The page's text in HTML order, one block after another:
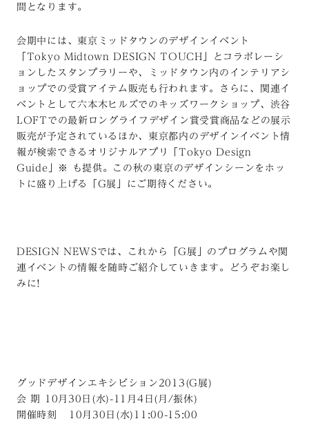
間となります。
会期中には、東京ミッドタウンのデザインイベント
「Tokyo Midtown DESIGN TOUCH」とコラボレーシ
ョンしたスタンプラリーや、ミッドタウン内のインテリアシ
ョップでの受賞アイテム販売も行われます。さらに、関連イ
ベントとして六本木ヒルズでのキッズワークショップ、渋谷
LOFTでの最新ロングライフデザイン賞受賞商品などの展示
販売が予定されているほか、東京都内のデザインイベント情
報が検索できるオリジナルアプリ「Tokyo Design
Guide」※ も提供。この秋の東京のデザインシーンをホッ
トに盛り上げる「G展」にご期待ください。
DESIGN NEWSでは、これから「G展」のプログラムや関
連イベントの情報を随時ご紹介していきます。どうぞお楽し
みに!
グッドデザインエキシビション2013(G展)
会 期 10月30日(水)-11月4日(月/振休)
開催時刻 10月30日(水)11:00-15:00